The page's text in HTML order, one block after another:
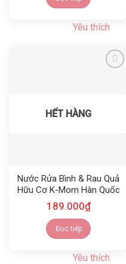
Yêu thích
HẾT HÀNG
Nước Rửa Bình & Rau Quả
Hữu Cơ K-Mom Hàn Quốc
(Chai 500ml)
189.000₫
Đọc tiếp
Yêu thích